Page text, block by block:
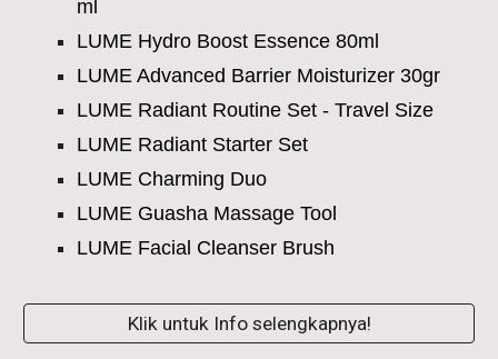
ml
LUME Hydro Boost Essence 80ml
LUME Advanced Barrier Moisturizer 30gr
LUME Radiant Routine Set - Travel Size
LUME Radiant Starter Set
LUME Charming Duo
LUME Guasha Massage Tool
LUME Facial Cleanser Brush
Klik untuk Info selengkapnya!